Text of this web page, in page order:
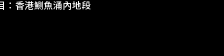
：香港鰂魚涌內地段